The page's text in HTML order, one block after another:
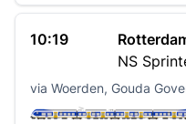
10:19
NS
via Woerden, Gouda